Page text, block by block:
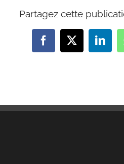
Partagez cette
Facebook
X